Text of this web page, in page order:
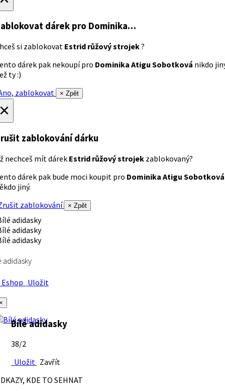
dárek pro Dominika…
si zablokovat Estrid růžový strojek?
dárek pak nekoupí pro Dominika Atigu Sobotková nikdo
ty :)
zablokovat
× Zpět
zablokování dárku
nechceš mít dárek Estrid růžový strojek zablokovaný?
dárek pak bude moci koupit pro Dominika Atigu Sobotková
jiný.
zablokování
× Zpět
adidasky
Uložit
Bílé adidasky
38/2
Uložit Zavřít
KDE TO SEHNAT